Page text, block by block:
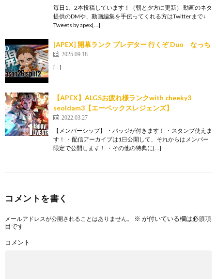
毎日1、2本投稿しています！（朝と夕方に更新） 動画のネタ
提供のDMや、動画編集を手伝ってくれる方はTwitterまで↓
Tweets by apex[…]
[APEX] 開幕ランク プレデター 行くぞ Duo なっち
2025.09.18
[…]
【APEX】ALGSお疲れ様ランクwith cheeky3
seoldam3【エーペックスレジェンズ】
2022.03.27
【メンバーシップ】 ・バッジが付きます！ ・スタンプ使えま
す！ ・配信アーカイブは1日公開して、それからはメンバー
限定で公開します！ ・その他の特典に[…]
コメントを書く
メールアドレスが公開されることはありません。 ※ が付いている欄は必須項
目です
コメント